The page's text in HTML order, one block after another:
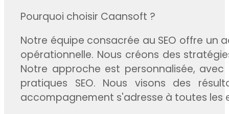
Pourquoi choisir Caansoft ?
Notre équipe consacrée au SEO offre
opérationnelle. Nous créons des
Notre approche est personnalisée,
pratiques SEO. Nous visons des
accompagnement s'adresse à toutes les